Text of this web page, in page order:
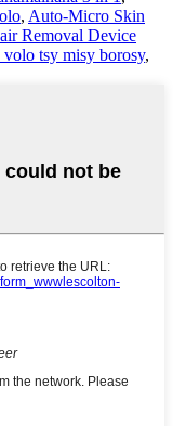
, Auto-Micro Skin
Removal Device
volo tsy misy borosy,